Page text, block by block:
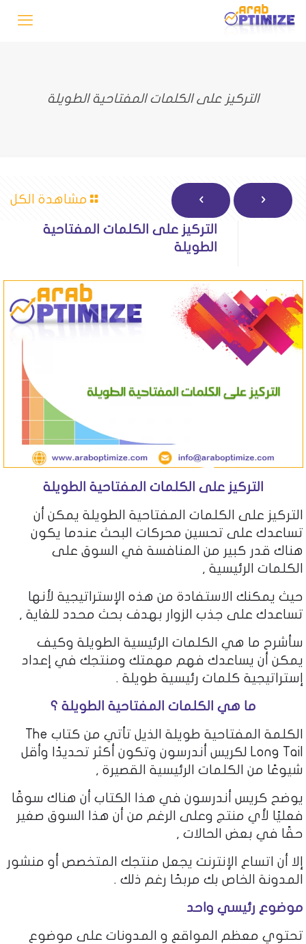
التركيز على الكلمات المفتاحية الطويلة
مشاهدة الكل
التركيز على الكلمات المفتاحية
الطويلة
التركيز على الكلمات المفتاحية الطويلة
التركيز على الكلمات المفتاحية الطويلة يمكن أن
تساعدك على تحسين محركات البحث عندما يكون
هناك قدر كبير من المنافسة في السوق على
الكلمات الرئيسية ,
حيث يمكنك الاستفادة من هذه الإستراتيجية لأنها
تساعدك على جذب الزوار بهدف بحث محدد للغاية ,
سأشرح ما هي الكلمات الرئيسية الطويلة وكيف
يمكن أن يساعدك فهم مهمتك ومنتجك في إعداد
إستراتيجية كلمات رئيسية طويلة .
ما هي الكلمات المفتاحية الطويلة ؟
الكلمة المفتاحية طويلة الذيل تأتي من كتاب The
Long Tail لكريس أندرسون وتكون أكثر تحديدًا وأقل
شيوعًا من الكلمات الرئيسية القصيرة ,
يوضح كريس أندرسون في هذا الكتاب أن هناك سوقًا
فعليًا لأي منتج وعلى الرغم من أن هذا السوق صغير
حقًا في بعض الحالات ,
إلا أن اتساع الإنترنت يجعل منتجك المتخصص أو منشور
المدونة الخاص بك مربحًا رغم ذلك .
موضوع رئيسي واحد
تحتوي معظم المواقع و المدونات على موضوع